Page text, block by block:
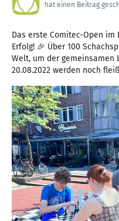
hat einen Beitrag
Das erste Comitec-Open
Erfolg! 🎉 Über 100
Welt, um der gemeinsamen
20.08.2022 werden noch